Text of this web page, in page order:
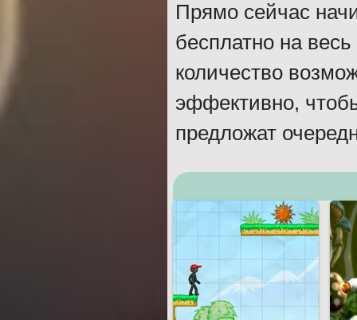
Прямо сейчас
бесплатно на
количество
эффективно,
предложат